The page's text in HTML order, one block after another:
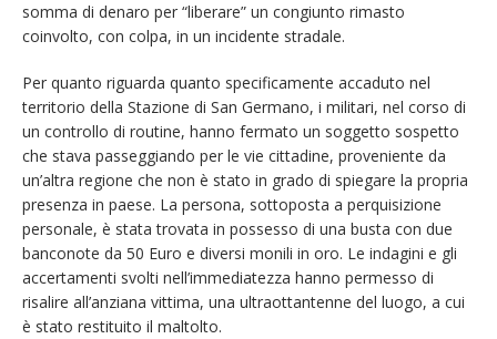
somma di denaro per “liberare” un congiunto rimasto
coinvolto, con colpa, in un incidente stradale.
Per quanto riguarda quanto specificamente accaduto nel
territorio della Stazione di San Germano, i militari, nel corso di
un controllo di routine, hanno fermato un soggetto sospetto
che stava passeggiando per le vie cittadine, proveniente da
un’altra regione che non è stato in grado di spiegare la propria
presenza in paese. La persona, sottoposta a perquisizione
personale, è stata trovata in possesso di una busta con due
banconote da 50 Euro e diversi monili in oro. Le indagini e gli
accertamenti svolti nell’immediatezza hanno permesso di
risalire all’anziana vittima, una ultraottantenne del luogo, a cui
è stato restituito il maltolto.